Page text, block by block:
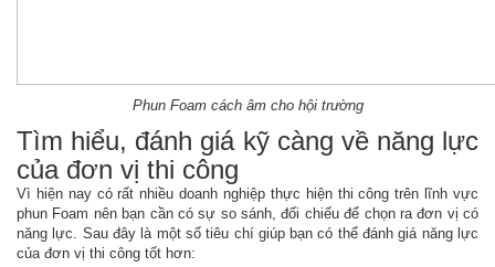
Phun Foam cách âm cho hội trường
Tìm hiểu, đánh giá kỹ càng về năng lực
của đơn vị thi công
Vì hiện nay có rất nhiều doanh nghiệp thực hiện thi công trên lĩnh vực
phun Foam nên bạn cần có sự so sánh, đối chiếu để chọn ra đơn vị có
năng lực. Sau đây là một số tiêu chí giúp bạn có thể đánh giá năng lực
của đơn vị thi công tốt hơn: